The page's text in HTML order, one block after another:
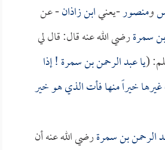
ومنصور-يعنيابن زاذان- عن
سمرةرضي الله عنه قال: قال لي
(ياعبد الرحمن بن سمرة! إذا
خيراً منها فأت الذي هو خير
الرحمن بن سمرةرضي الله عنه أن